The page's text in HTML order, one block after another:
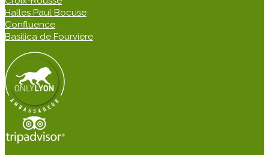
Halles Paul Bocuse
Confluence
Basilica de Fourvière